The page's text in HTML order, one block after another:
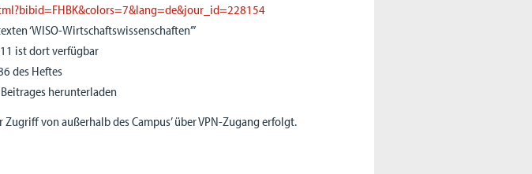
‘WISO-Wirtschaftswissenschaften’”
ist dort verfügbar
des Heftes
herunterladen
Zugriff von außerhalb des Campus’ über VPN-Zugang erfolgt.